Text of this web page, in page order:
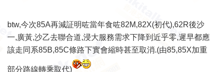
btw,今次85A再減証明咗當年食咗82M,82X(初代),62R後沙
一,廣黃,沙乙去聯合道,浸大服務需求下降到近乎零,遲早都應
該走同系85B,85C條路下實會縮時甚至取消.(由85,85X加重
部分路線轉乘取代)